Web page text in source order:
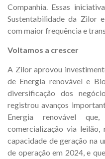
Companhia. Essas
Sustentabilidade da Zilor
com maior frequência e
Voltamos a crescer
A Zilor aprovou
de Energia renovável e
diversificação dos
registrou avanços
Energia renovável
comercialização via leilão,
capacidade de geração na
de operação em 2024, e